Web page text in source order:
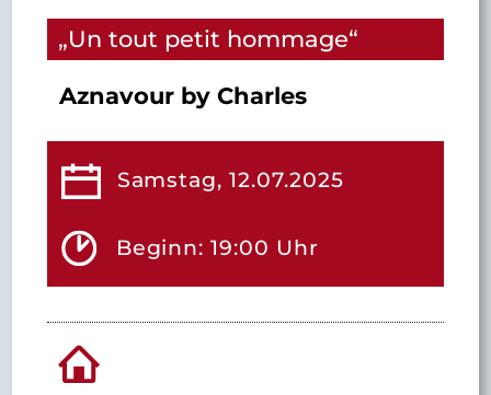
„Un tout petit hommage“
Aznavour by Charles
Samstag, 12.07.2025
Beginn: 19:00 Uhr